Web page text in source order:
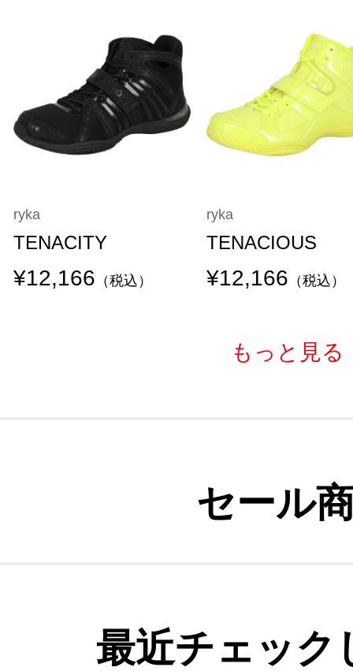
ryka
TENACITY
¥12,166 （税込）
ryka
TENACIOUS
¥12,166 （税込）
もっと見る
セール
最近チェック